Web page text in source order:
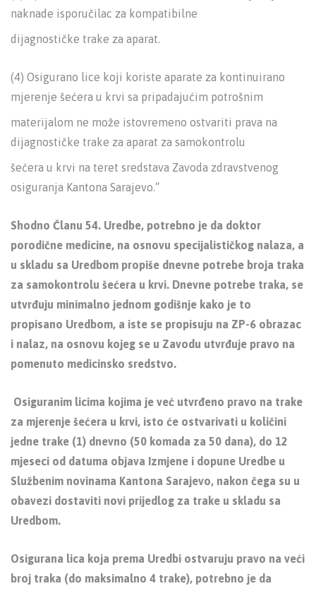
naknade isporučilac za kompatibilne
dijagnostičke trake za aparat.
(4) Osigurano lice koji koriste aparate za kontinuirano
mjerenje šećera u krvi sa pripadajućim potrošnim
materijalom ne može istovremeno ostvariti prava na
dijagnostičke trake za aparat za samokontrolu
šećera u krvi na teret sredstava Zavoda zdravstvenog
osiguranja Kantona Sarajevo.“
Shodno Članu 54. Uredbe, potrebno je da doktor
porodične medicine, na osnovu specijalističkog nalaza, a
u skladu sa Uredbom propiše dnevne potrebe broja traka
za samokontrolu šećera u krvi. Dnevne potrebe traka, se
utvrđuju minimalno jednom godišnje kako je to
propisano Uredbom, a iste se propisuju na ZP-6 obrazac
i nalaz, na osnovu kojeg se u Zavodu utvrđuje pravo na
pomenuto medicinsko sredstvo.
Osiguranim licima kojima je već utvrđeno pravo na trake
za mjerenje šećera u krvi, isto će ostvarivati u količini
jedne trake (1) dnevno (50 komada za 50 dana), do 12
mjeseci od datuma objava Izmjene i dopune Uredbe u
Službenim novinama Kantona Sarajevo, nakon čega su u
obavezi dostaviti novi prijedlog za trake u skladu sa
Uredbom.
Osigurana lica koja prema Uredbi ostvaruju pravo na veći
broj traka (do maksimalno 4 trake), potrebno je da